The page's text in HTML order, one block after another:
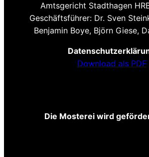
Amtsgericht Stadthagen
Geschäftsführer: Dr. Sven
Benjamin Boye, Björn Giese,
Download als PDF
Die Mosterei wird